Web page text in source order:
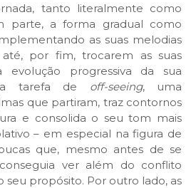
tanto literalmente como
parte, a forma gradual como
as suas melodias
por fim, trocarem as suas
evolução progressiva da sua
tarefa de off-seeing, uma
que partiram, traz contornos
e consolida o seu tom mais
– em especial na figura de
que, mesmo antes de se
ver além do conflito
seu propósito. Por outro lado, as